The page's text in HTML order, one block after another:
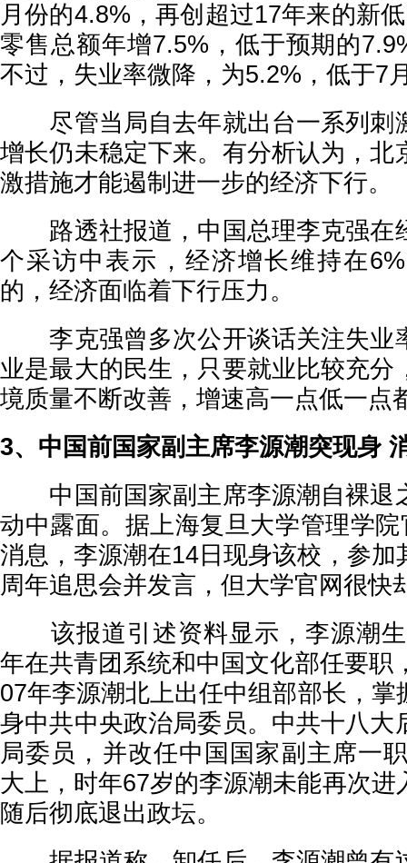
月份的4.8%，再创超过17年来的新
零售总额年增7.5%，低于预期的
不过，失业率微降，为5.2%，低于7
尽管当局自去年就出台一系列刺
增长仍未稳定下来。有分析认为，北
激措施才能遏制进一步的经济下行。
路透社报道，中国总理李克强在
个采访中表示，经济增长维持在
的，经济面临着下行压力。
李克强曾多次公开谈话关注失业
业是最大的民生，只要就业比较充分
境质量不断改善，增速高一点低一点
3、中国前国家副主席李源潮突现身
中国前国家副主席李源潮自裸退
动中露面。据上海复旦大学管理学
消息，李源潮在14日现身该校，参加
周年追思会并发言，但大学官网很快
该报道引述资料显示，李源潮生
年在共青团系统和中国文化部任要职
07年李源潮北上出任中组部部长，掌
身中共中央政治局委员。中共十八大
局委员，并改任中国国家副主席一
大上，时年67岁的李源潮未能再次进
随后彻底退出政坛。